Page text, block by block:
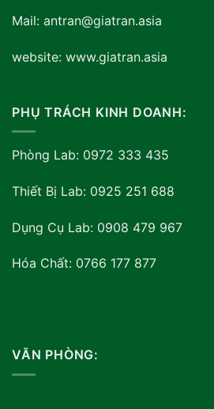
Mail: antran@giatran.asia
website: www.giatran.asia
PHỤ TRÁCH KINH DOANH:
Phòng Lab: 0972 333 435
Thiết Bị Lab: 0925 251 688
Dụng Cụ Lab: 0908 479 967
Hóa Chất: 0766 177 877
VĂN PHÒNG: